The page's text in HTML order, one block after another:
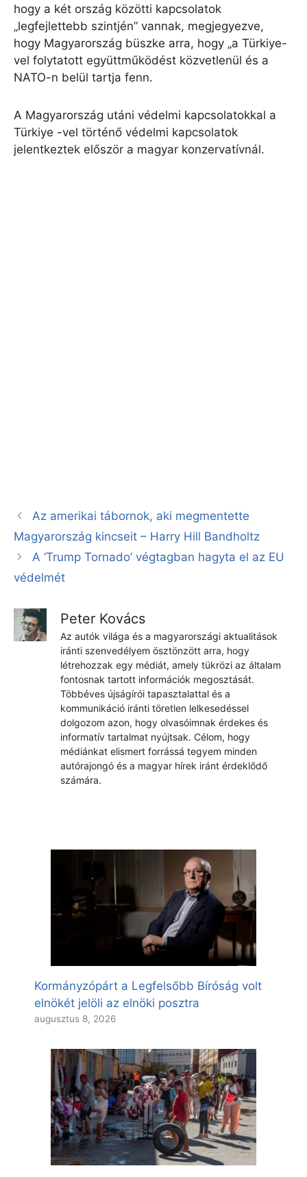
hogy a két ország közötti kapcsolatok
„legfejlettebb szintjén” vannak, megjegyezve,
hogy Magyarország büszke arra, hogy „a Türkiye-
vel folytatott együttműködést közvetlenül és a
NATO-n belül tartja fenn.
A Magyarország utáni védelmi kapcsolatokkal a
Türkiye -vel történő védelmi kapcsolatok
jelentkeztek először a magyar konzervatívnál.
Az amerikai tábornok, aki megmentette
Magyarország kincseit – Harry Hill Bandholtz
A ‘Trump Tornado’ végtagban hagyta el az EU
védelmét
Peter Kovács
Az autók világa és a magyarországi aktualitások
iránti szenvedélyem ösztönzött arra, hogy
létrehozzak egy médiát, amely tükrözi az általam
fontosnak tartott információk megosztását.
Többéves újságírói tapasztalattal és a
kommunikáció iránti töretlen lelkesedéssel
dolgozom azon, hogy olvasóimnak érdekes és
informatív tartalmat nyújtsak. Célom, hogy
médiánkat elismert forrássá tegyem minden
autórajongó és a magyar hírek iránt érdeklődő
számára.
Kormányzópárt a Legfelsőbb Bíróság volt
elnökét jelöli az elnöki posztra
augusztus 8, 2026